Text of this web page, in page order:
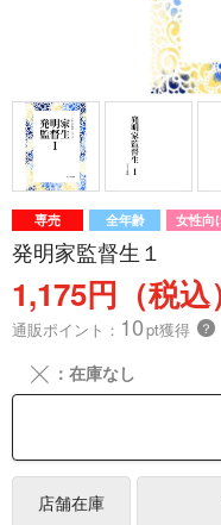
専売 全年齢 女性向
発明家監督生１
1,175円（税込
通販ポイント： 10pt獲得 ？
╳ ：在庫なし
店舗在庫